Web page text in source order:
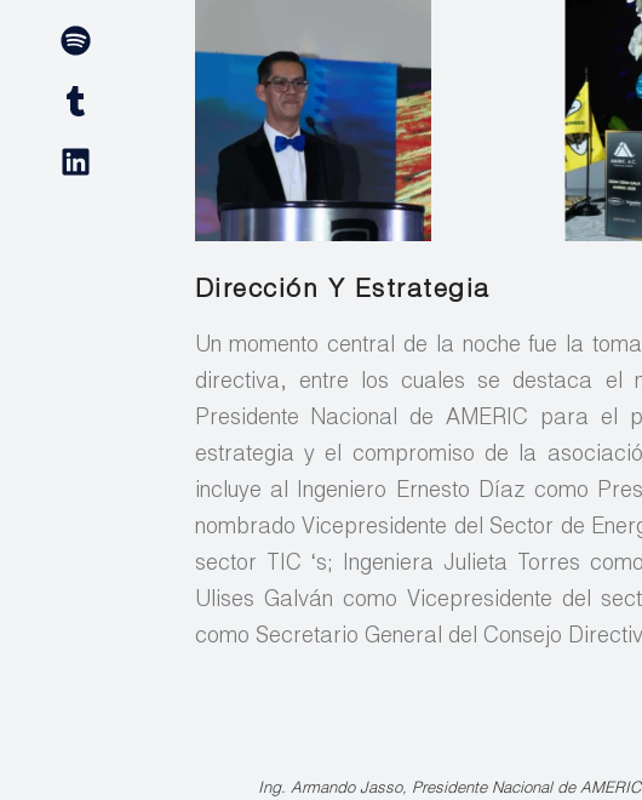
Dirección Y Estrategia
Un momento central de la noche fue la
directiva, entre los cuales se destaca el
Presidente Nacional de AMERIC para el
estrategia y el compromiso de la
incluye al Ingeniero Ernesto Díaz como
nombrado Vicepresidente del Sector de
sector TIC ‘s; Ingeniera Julieta Torres
Ulises Galván como Vicepresidente del
como Secretario General del Consejo
Ing. Armando Jasso, Presidente Nacional de AMERIC